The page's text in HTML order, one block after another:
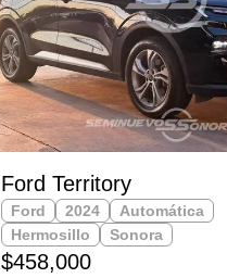
Ford Territory
Ford 2024
Automática
Hermosillo
Sonora
$458,000